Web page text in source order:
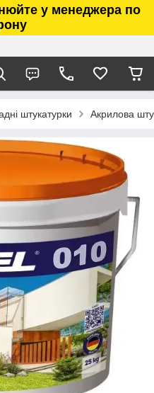
у менеджера по
штукатурки Акрилова